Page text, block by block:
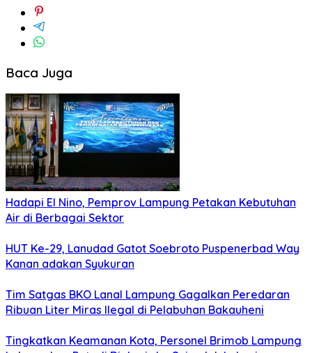
Baca Juga
Hadapi El Nino, Pemprov Lampung Petakan Kebutuhan
Air di Berbagai Sektor
HUT Ke-29, Lanudad Gatot Soebroto Puspenerbad Way
Kanan adakan Syukuran
Tim Satgas BKO Lanal Lampung Gagalkan Peredaran
Ribuan Liter Miras Ilegal di Pelabuhan Bakauheni
Tingkatkan Keamanan Kota, Personel Brimob Lampung